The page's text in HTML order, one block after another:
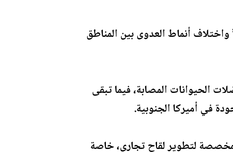
واختلاف أنماط العدوى بين المناطق
الحيوانات المصابة، فيما تبقى
في أميركا الجنوبية.
لتطوير لقاح تجاري، خاصة